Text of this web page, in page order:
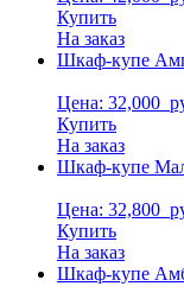
Купить
На заказ
Шкаф-купе
Цена: 32,000
Купить
На заказ
Шкаф-купе
Цена: 32,800
Купить
На заказ
Шкаф-купе